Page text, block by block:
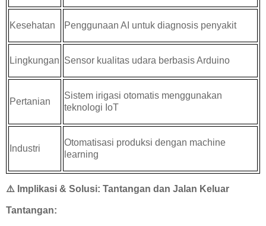
Kesehatan Penggunaan AI untuk diagnosis penyakit
Lingkungan Sensor kualitas udara berbasis Arduino
Pertanian
Sistem irigasi otomatis menggunakan
teknologi IoT
Industri
Otomatisasi produksi dengan machine
learning
⚠️ Implikasi & Solusi: Tantangan dan Jalan Keluar
Tantangan: